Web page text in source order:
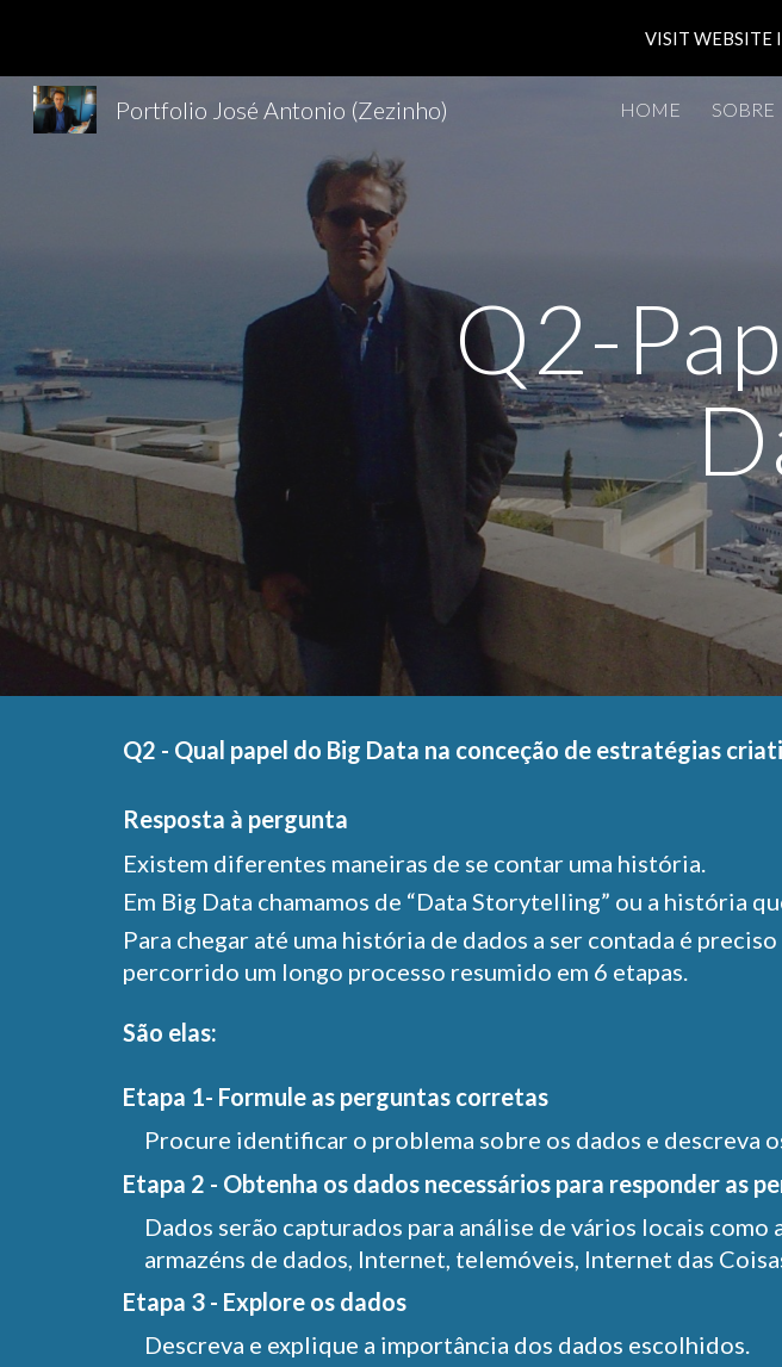
Skip to main contentVISIT WEBSITE
Portfolio José Antonio (Zezinho) HOME SOBRE
Q2-
Q2 - Qual papel do Big Data na conceção de estratégias
Resposta à pergunta
Existem diferentes maneiras de se contar uma história.
Em Big Data chamamos de “Data Storytelling” ou a história
Para chegar até uma história de dados a ser contada é
percorrido um longo processo resumido em 6 etapas.
São elas:
Etapa 1- Formule as perguntas corretas
Procure identificar o problema sobre os dados e descreva
Etapa 2 - Obtenha os dados necessários para responder as
Dados serão capturados para análise de vários locais
armazéns de dados, Internet, telemóveis, Internet das
Etapa 3 - Explore os dados
Descreva e explique a importância dos dados escolhidos.